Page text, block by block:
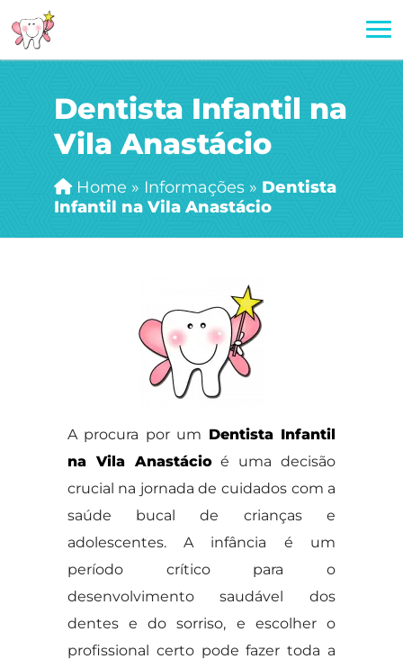
Dentista Infantil na
Vila Anastácio
Home » Informações » Dentista
Infantil na Vila Anastácio
A procura por um Dentista Infantil
na Vila Anastácioé uma decisão
crucial na jornada de cuidados com a
saúde bucal de crianças e
adolescentes. A infância é um
período crítico para o
desenvolvimento saudável dos
dentes e do sorriso, e escolher o
profissional certo pode fazer toda a